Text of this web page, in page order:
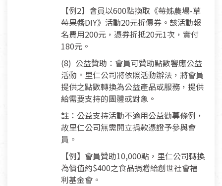
【例2】會員以600點換取《莓姊農場-草
莓果醬DIY》活動20元折價券。該活動報
名費用200元，憑券折抵20元1次，實付
180元。
(8) 公益贊助：會員可贊助點數響應公益
活動。里仁公司將依照活動辦法，將會員
提供之點數轉換為公益產品或服務，提供
給需要支持的團體或對象。
註：公益支持活動不適用公益勸募條例，
故里仁公司無需開立捐款憑證予參與會
員。
【例】會員贊助10,000點，里仁公司轉換
為價值約$400之食品捐贈給創世社會福
利基金會。